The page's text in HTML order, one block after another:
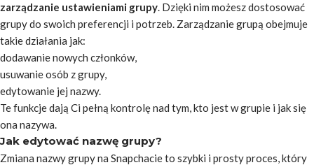
zarządzanie ustawieniami grupy. Dzięki nim możesz dostosować
grupy do swoich preferencji i potrzeb. Zarządzanie grupą obejmuje
takie działania jak:
dodawanie nowych członków,
usuwanie osób z grupy,
edytowanie jej nazwy.
Te funkcje dają Ci pełną kontrolę nad tym, kto jest w grupie i jak się
ona nazywa.
Jak edytować nazwę grupy?
Zmiana nazwy grupy na Snapchacie to szybki i prosty proces, który